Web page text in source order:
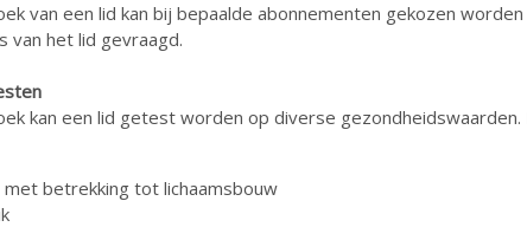
van een lid kan bij bepaalde abonnementen gekozen
van het lid gevraagd.
kan een lid getest worden op diverse
met betrekking tot lichaamsbouw